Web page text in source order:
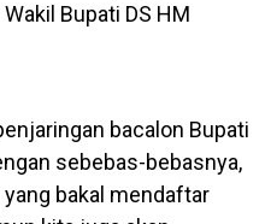
Bupati DS HM
bacalon Bupati
sebebas-bebasnya,
bakal mendaftar